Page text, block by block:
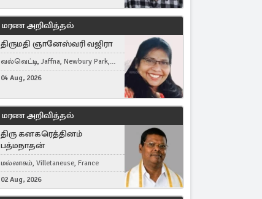
மரண அறிவித்தல்
திருமதி ஞானேஸ்வரி வஜிரா
வல்வெட்டி, Jaffna, Newbury Park,
United Kingdom
04 Aug, 2026
மரண அறிவித்தல்
திரு கனகரெத்தினம்
பத்மநாதன்
மல்லாகம், Villetaneuse, France
02 Aug, 2026